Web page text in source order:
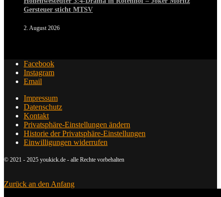
Gersteuer sticht MTSV
2. August 2026
Facebook
Instagram
Email
Impressum
Datenschutz
Kontakt
Privatsphäre-Einstellungen ändern
Historie der Privatsphäre-Einstellungen
Einwilligungen widerrufen
© 2021 - 2025 youkick.de - alle Rechte vorbehalten
Zurück an den Anfang